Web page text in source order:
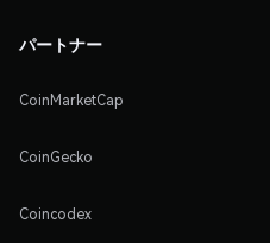
パートナー
CoinMarketCap
CoinGecko
Coincodex